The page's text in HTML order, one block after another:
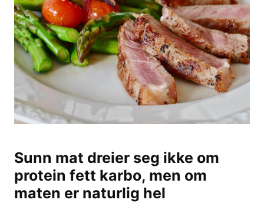
Sunn mat dreier seg ikke om
protein fett karbo, men om
maten er naturlig hel